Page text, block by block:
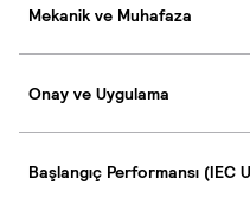
Mekanik ve Muhafaza
Onay ve Uygulama
Başlangıç Performansı (IEC